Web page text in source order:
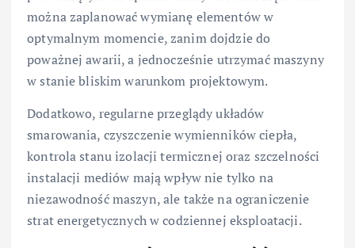
można zaplanować wymianę elementów w
optymalnym momencie, zanim dojdzie do
poważnej awarii, a jednocześnie utrzymać maszyny
w stanie bliskim warunkom projektowym.
Dodatkowo, regularne przeglądy układów
smarowania, czyszczenie wymienników ciepła,
kontrola stanu izolacji termicznej oraz szczelności
instalacji mediów mają wpływ nie tylko na
niezawodność maszyn, ale także na ograniczenie
strat energetycznych w codziennej eksploatacji.